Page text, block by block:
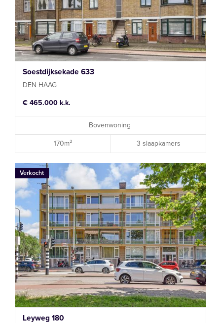
Soestdijksekade 633
DEN HAAG
€ 465.000 k.k.
Bovenwoning
170m² 3 slaapkamers
Verkocht
Leyweg 180